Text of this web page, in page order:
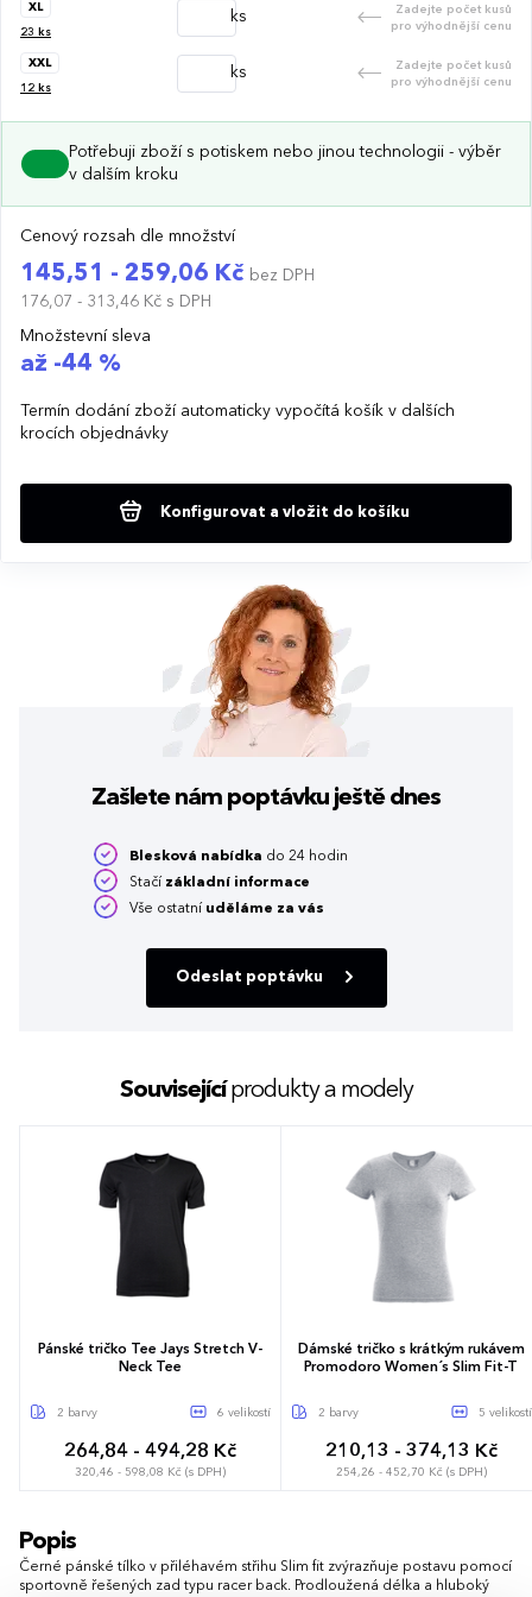
XL
23 ks
ks
Zadejte počet kusů
pro výhodnější cenu
XXL
12 ks
ks
Zadejte počet kusů
pro výhodnější cenu
Potřebuji zboží s potiskem nebo jinou technologii - výběr
v dalším kroku
Cenový rozsah dle množství
145,51 - 259,06 Kč bez DPH
176,07 - 313,46 Kč s DPH
Množstevní sleva
až -44 %
Termín dodání zboží automaticky vypočítá košík v dalších
krocích objednávky
Konfigurovat a vložit do košíku
Zašlete nám poptávku ještě dnes
Blesková nabídka do 24 hodin
Stačí základní informace
Vše ostatní uděláme za vás
Odeslat poptávku
Souvisejícíprodukty a modely
Pánské tričko Tee Jays Stretch V-
Neck Tee
2 barvy 6 velikostí
264,84 - 494,28 Kč
320,46 - 598,08 Kč (s DPH)
S
Dámské tričko s krátkým rukávem
Promodoro Women´s Slim Fit-T
2 barvy 5 velikostí
210,13 - 374,13 Kč
254,26 - 452,70 Kč (s DPH)
Popis
Černé pánské tílko v přiléhavém střihu Slim fit zvýrazňuje postavu pomocí
sportovně řešených zad typu racer back. Prodloužená délka a hluboký